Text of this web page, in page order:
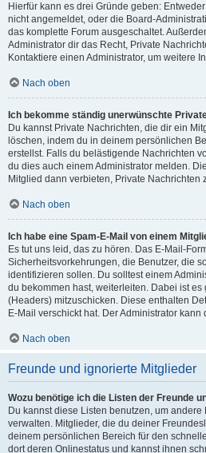
Hierfür kann es drei Gründe geben:
nicht angemeldet, oder die Board-
das komplette Forum ausgeschaltet.
Administrator dir das Recht, Private
Kontaktiere einen Administrator, um weitere
Nach oben
Ich bekomme ständig unerwünschte
Du kannst Private Nachrichten, die dir ein
löschen, indem du in deinem persönlichen
erstellst. Falls du belästigende Nachrichten
du dies auch einem Administrator melden.
Mitglied dann verbieten, Private Nachrichten
Nach oben
Ich habe eine Spam-E-Mail von einem
Es tut uns leid, das zu hören. Das E-Mail-
Sicherheitsvorkehrungen, die Benutzer, die
identifizieren sollen. Du solltest einem
du bekommen hast, weiterleiten. Dabei ist
(Headers) mitzuschicken. Diese enthalten
E-Mail verschickt hat. Der Administrator
Nach oben
Freunde und ignorierte Mitglieder
Wozu benötige ich die Listen der Freunde
Du kannst diese Listen benutzen, um
verwalten. Mitglieder, die du deiner
deinem persönlichen Bereich für den
dort deren Onlinestatus und kannst ihnen